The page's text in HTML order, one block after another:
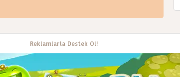
Reklamlarla Destek Ol!